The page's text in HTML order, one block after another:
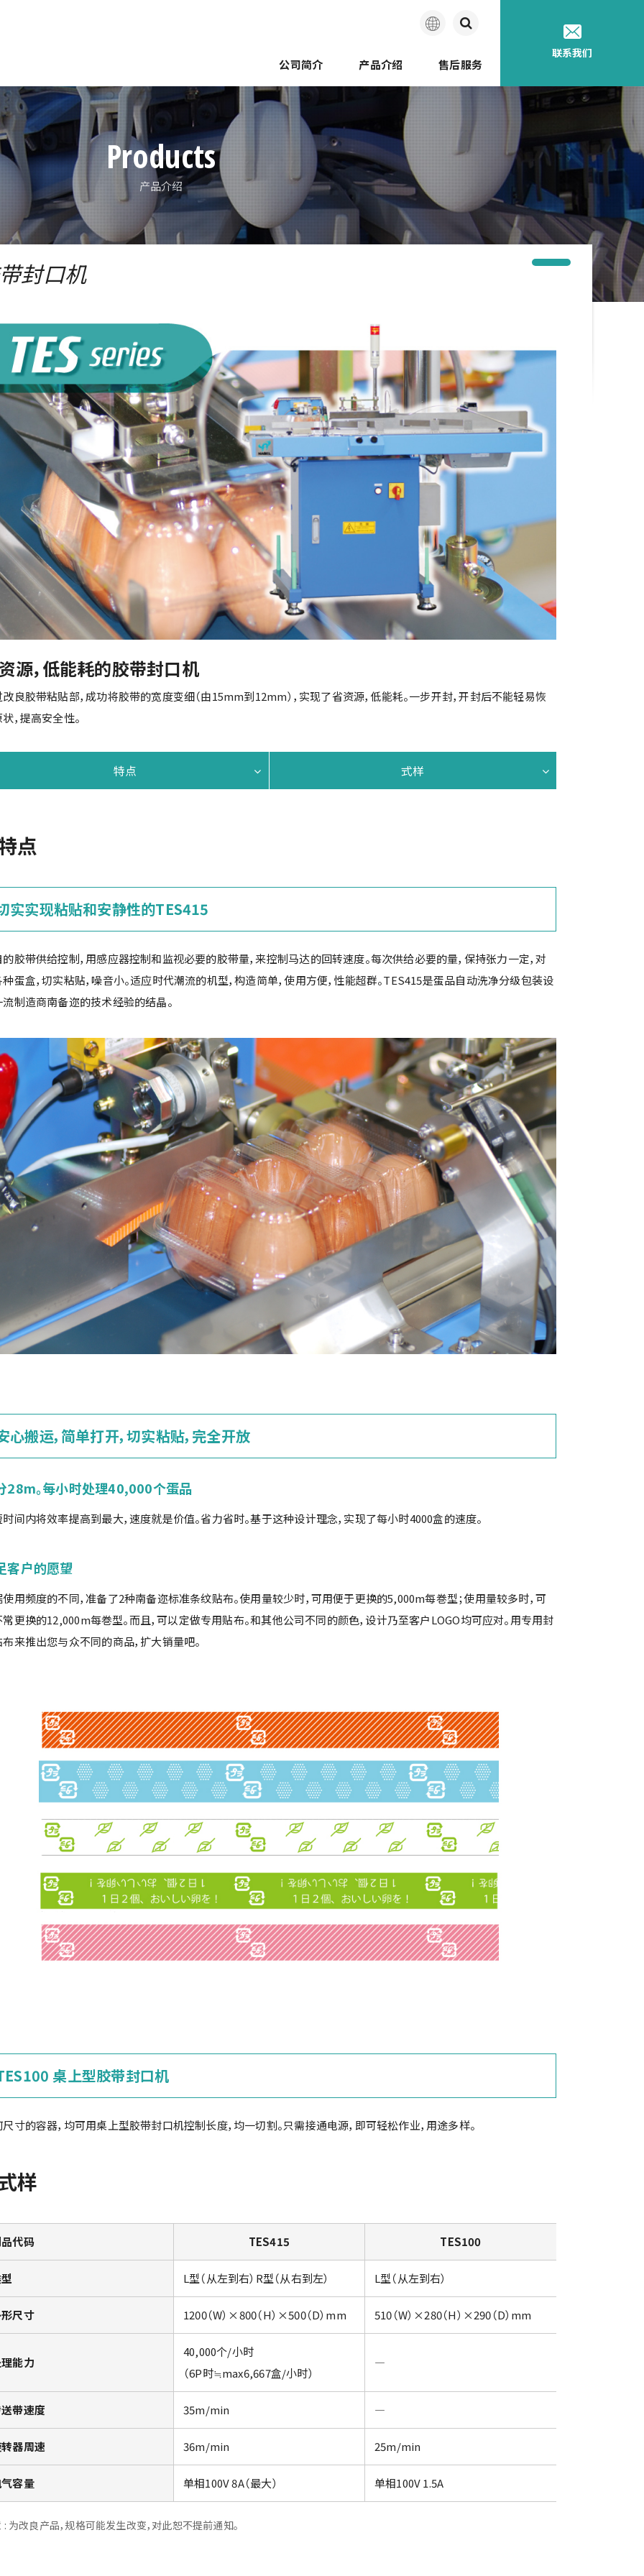
公司简介
企业理念 网点介绍 世界展开 南备迩脉络 南备迩的历史
产品介绍
分級 塔式倉庫繫統 檢查裝置 農場集蛋 種蛋
售后服务
中
文
联系我们
Products
产品介绍
封口机
源，低能耗的胶带封口机
良胶带粘贴部，成功将胶带的宽度变细（由15mm到12mm），实现了省资源，低能耗。一步开封，开封后不能轻易恢
，提高安全性。
特点 式样
点
实实现粘贴和安静性的TES415
胶带供给控制，用感应器控制和监视必要的胶带量，来控制马达的回转速度。每次供给必要的量，保持张力一定，对
蛋盒，切实粘贴，噪音小。适应时代潮流的机型，构造简单，使用方便，性能超群。TES415是蛋品自动洗净分级包装设
制造商南备迩的技术经验的结晶。
心搬运，简单打开，切实粘贴，完全开放
28m。每小时处理40,000个蛋品
间内将效率提高到最大，速度就是价值。省力省时。基于这种设计理念，实现了每小时4000盒的速度。
客户的愿望
用频度的不同，准备了2种南备迩标准条纹贴布。使用量较少时，可用便于更换的5,000m每巻型；使用量较多时，可
更换的12,000m每巻型。而且，可以定做专用贴布。和其他公司不同的颜色，设计乃至客户LOGO均可应对。用专用封
来推出您与众不同的商品，扩大销量吧。
桌上型胶带封口机
寸的容器，均可用桌上型胶带封口机控制长度，均一切割。只需接通电源，即可轻松作业，用途多样。
样
代码 TES415 TES100
L型（从左到右）R型（从右到左） L型（从左到右）
尺寸 1200（W）×800（H）×500（D）mm 510（W）×280（H）×290（D）mm
能力
40,000个/小时
（6P时≒max6,667盒/小时）
―
带速度 35m/min ―
器周速 36m/min 25m/min
容量 单相100V 8A（最大） 单相100V 1.5A
: 为改良产品，规格可能发生改变，对此恕不提前通知。